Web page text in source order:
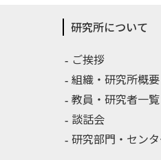
研究所について
ご挨拶
組織・研究所概要
教員・研究者一覧
談話会
研究部門・セン